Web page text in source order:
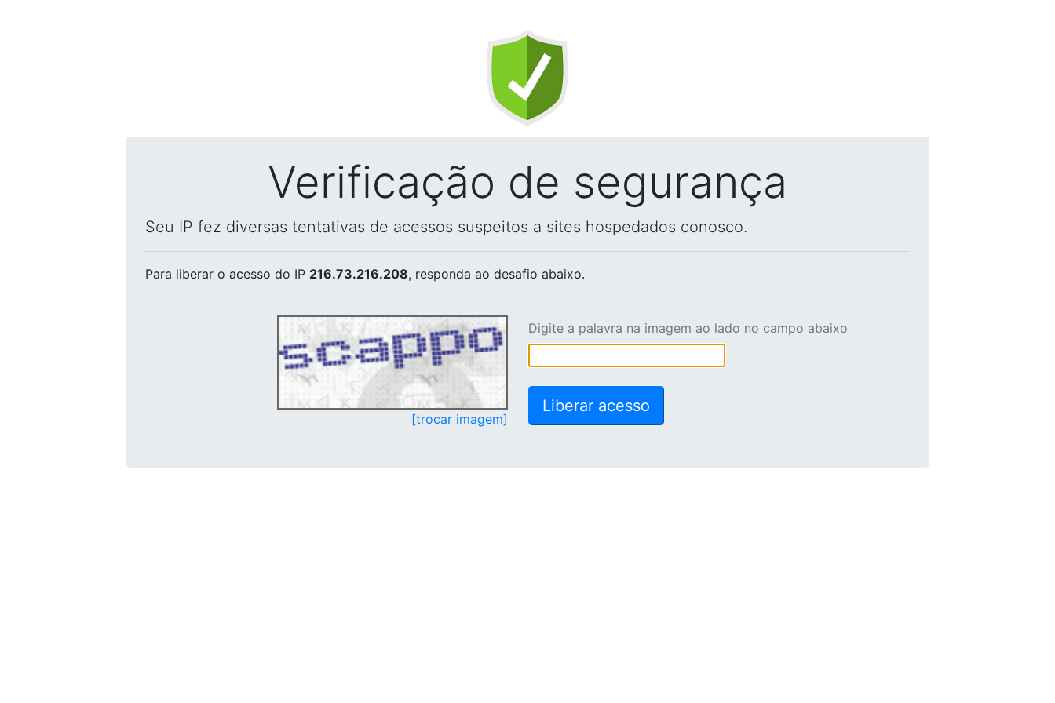
Verificação de segurança
Seu IP fez diversas tentativas de acessos suspeitos a sites hospedados conosco.
Para liberar o acesso do IP 216.73.216.208, responda ao desafio abaixo.
[trocar imagem]
Digite a palavra na imagem ao lado no campo abaixo